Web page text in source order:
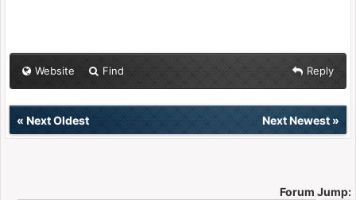
Website Find Reply
« Next Oldest Next Newest»
Forum Jump: